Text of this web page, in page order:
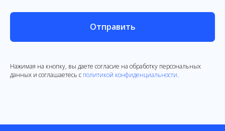
Отправить
Нажимая на кнопку, вы даете согласие на обработку персональных
данных и соглашаетесь c политикой конфиденциальности.